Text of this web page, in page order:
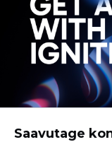
Saavutage